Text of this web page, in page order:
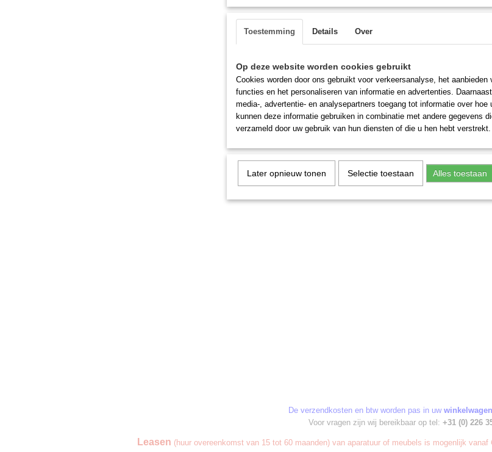
Magneetklep, ingebruik op de X IS en AST serie.
De verzendkosten en btw worden pas in uw winkelwagen
Voor vragen zijn wij bereikbaar op tel: +31 (0) 226
Leasen (huur overeenkomst van 15 tot 60 maanden) van aparatuur of meubels is mogenlijk vanaf
Toestemming Details Over
Op deze website worden cookies gebruikt
Cookies worden door ons gebruikt voor verkeersanalyse, het aanbieden
functies en het personaliseren van informatie en advertenties.
media-, advertentie- en analysepartners toegang tot informatie over hoe
kunnen deze informatie gebruiken in combinatie met andere gegevens
verzameld door uw gebruik van hun diensten of die u hen hebt verstrekt.
Later opnieuw tonen Selectie toestaan Alles toestaan